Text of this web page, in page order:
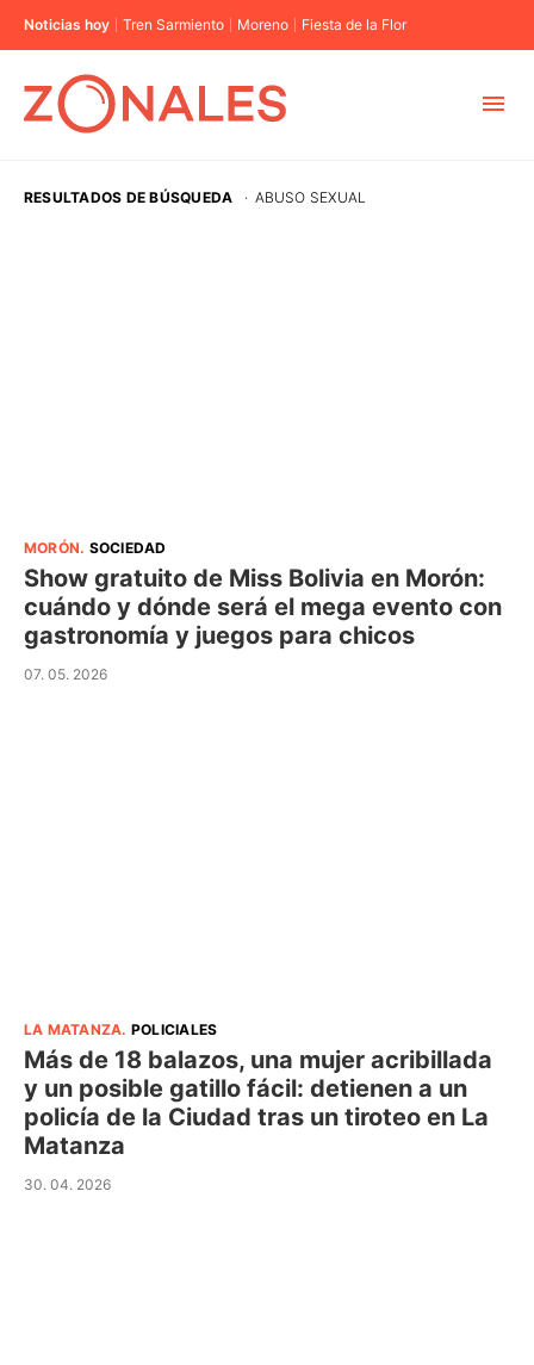
Noticias hoy Tren Sarmiento Moreno Fiesta de la Flor
RESULTADOS DE BÚSQUEDA · ABUSO SEXUAL
MORÓN. SOCIEDAD
Show gratuito de Miss Bolivia en Morón:
cuándo y dónde será el mega evento con
gastronomía y juegos para chicos
07. 05. 2026
LA MATANZA. POLICIALES
Más de 18 balazos, una mujer acribillada
y un posible gatillo fácil: detienen a un
policía de la Ciudad tras un tiroteo en La
Matanza
30. 04. 2026